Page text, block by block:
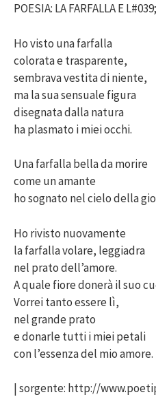
POESIA: LA FARFALLA E
Ho visto una farfalla
colorata e trasparente,
sembrava vestita di niente,
ma la sua sensuale figura
disegnata dalla natura
ha plasmato i miei occhi.
Una farfalla bella da morire
come un amante
ho sognato nel cielo della
Ho rivisto nuovamente
la farfalla volare, leggiadra
nel prato dell’amore.
A quale fiore donerà il suo
Vorrei tanto essere lì,
nel grande prato
e donarle tutti i miei petali
con l’essenza del mio amore.
| sorgente: http://